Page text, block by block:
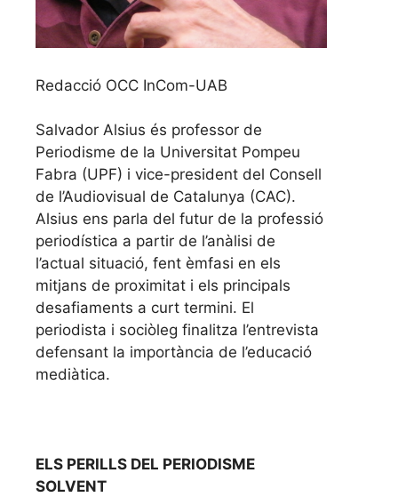
Redacció OCC InCom-UAB
Salvador Alsius és professor de
Periodisme de la Universitat Pompeu
Fabra (UPF) i vice-president del Consell
de l’Audiovisual de Catalunya (CAC).
Alsius ens parla del futur de la professió
periodística a partir de l’anàlisi de
l’actual situació, fent èmfasi en els
mitjans de proximitat i els principals
desafiaments a curt termini. El
periodista i sociòleg finalitza l’entrevista
defensant la importància de l’educació
mediàtica.
ELS PERILLS DEL PERIODISME
SOLVENT